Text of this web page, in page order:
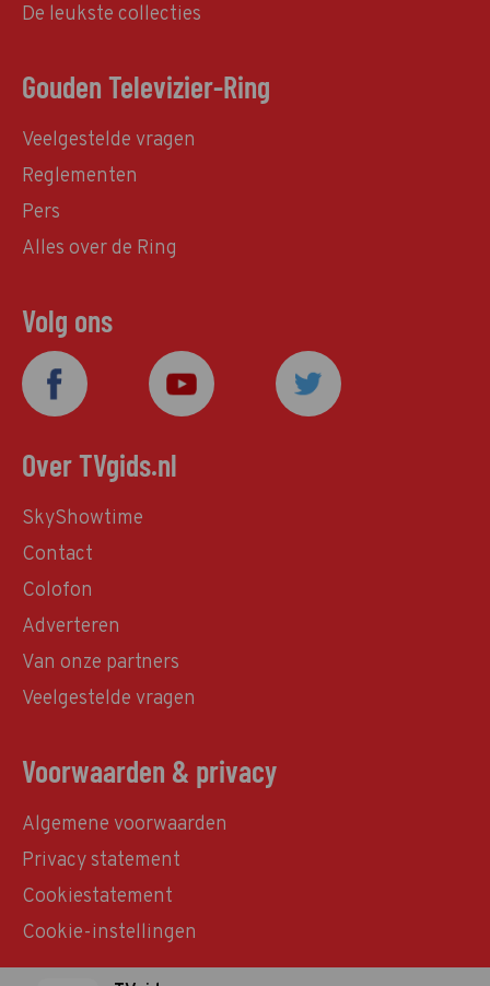
De leukste collecties
Gouden Televizier-Ring
Veelgestelde vragen
Reglementen
Pers
Alles over de Ring
Volg ons
Over TVgids.nl
SkyShowtime
Contact
Colofon
Adverteren
Van onze partners
Veelgestelde vragen
Voorwaarden & privacy
Algemene voorwaarden
Privacy statement
Cookiestatement
Cookie-instellingen